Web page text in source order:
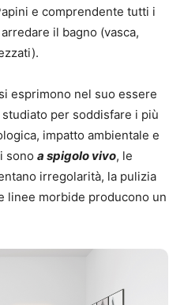
e comprendente tutti i
il bagno (vasca,
esprimono nel suo essere
studiato per soddisfare i più
impatto ambientale e
sono a spigolo vivo, le
irregolarità, la pulizia
linee morbide producono un